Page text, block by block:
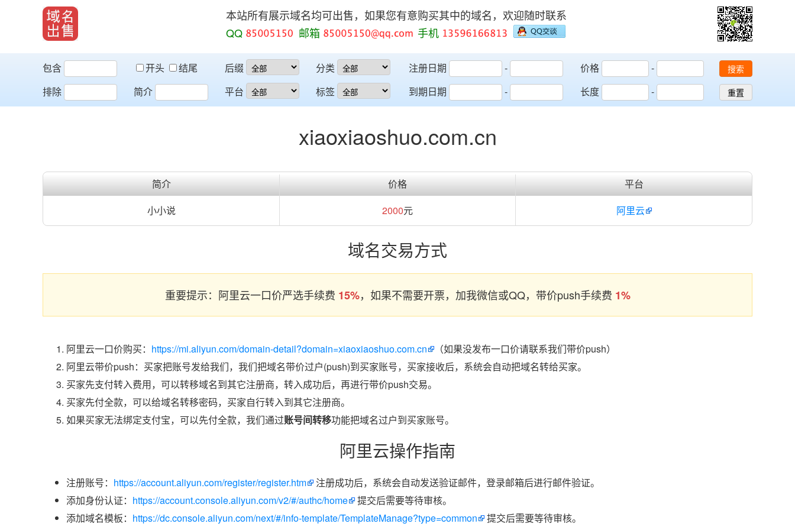
本站所有展示域名均可出售，如果您有意购买其中的域名，欢迎随时联系
QQ
邮箱 手机
包含 开头
结尾
排除
简介
后缀
平台
分类
标签
注册日期
-
到期日期
-
价格
-
长度
-
搜索
重置
xiaoxiaoshuo.com.cn
简介 价格
平台
小小说
2000元 阿里云
域名交易方式
重要提示：阿里云一口价严选手续费 15%，如果不需要开票，加我微信或QQ，带价push手续费 1%
阿里云一口价购买： https://mi.aliyun.com/domain-detail?domain=xiaoxiaoshuo.com.cn
（如果没发布一口价请联系我们带价push）
阿里云带价push：买家把账号发给我们，我们把域名带价过户(push)到买家账号，买家接收后，系统会自动把域名转给买家。
买家先支付转入费用，可以转移域名到其它注册商，转入成功后，再进行带价push交易。
买家先付全款，可以给域名转移密码，买家自行转入到其它注册商。
如果买家无法绑定支付宝，可以先付全款，我们通过账号间转移功能把域名过户到买家账号。
阿里云操作指南
注册账号： https://account.aliyun.com/register/register.htm
注册成功后，系统会自动发送验证邮件，登录邮箱后进行邮件验证。
添加身份认证： https://account.console.aliyun.com/v2/#/authc/home
提交后需要等待审核。
添加域名模板： https://dc.console.aliyun.com/next/#/info-template/TemplateManage?type=common
提交后需要等待审核。